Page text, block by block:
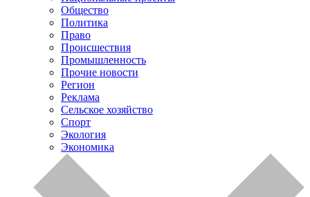
Общество
Политика
Право
Происшествия
Промышленность
Прочие новости
Регион
Реклама
Сельское хозяйство
Спорт
Экология
Экономика